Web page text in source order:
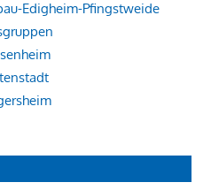
Edigheim-Pfingstweide